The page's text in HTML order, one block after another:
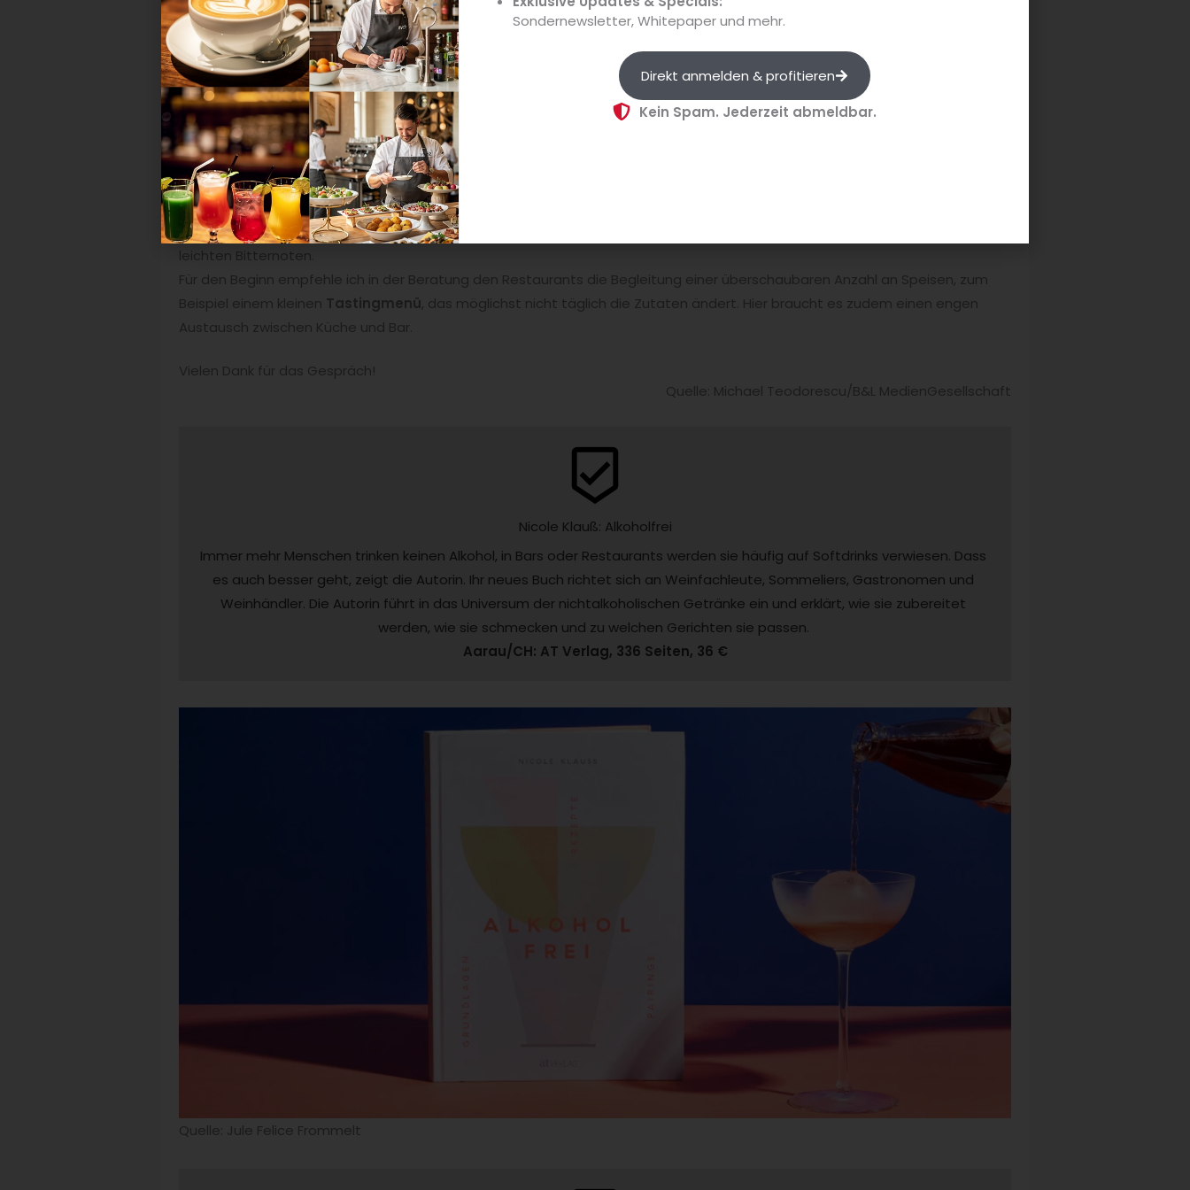
Es muss klar sein, wer für die alkoholfreie Begleitung zuständig ist, und es muss eine Vertretung geben, im Falle des Urlaubs
oder eine Krankheit. Dabei gibt es drei Möglichkeiten, eine Speise zu begleiten: der erste und leichteste Weg ist
nehmen Sie ein Aroma aus der Speise und komponieren Sie daraus ein Getränk. Das kann eine Zitrusfrucht sein, ein Gewürz
oder verwendete Kräuter. Der Klassiker in diesem Fall ist ein Earl Grey und ein Toast mit einer Zitruskonfitüre, die Noten der
Bergamotte im Tee korrespondieren mit den süß-bitteren Noten der Konfitüre.
Ein Getränk kann auchergänzendagieren: zu einem indischen Curry kann ein mit frischem Koriander aromatisiertes Wasser
gereicht werden, dazu wird frischer Koriander leicht angedrückt und für eine Nacht in ein verschließbares Gefäß mit Wasser
gegeben: das Getränk ergänzt das würzige Curry mit frischen Noten des Korianders.
Eine dritte Möglichkeit ist das Prinzip derKontraste
zusammen mit Agavensirup, Limettensaft und Tonic begleitet werden – sie begleitet ein Curry souverän, frisch und mit
leichten Bitternoten.
Für den Beginn empfehle ich in der Beratung den Restaurants die Begleitung einer überschaubaren Anzahl an Speisen, zum
Beispiel einem kleinen Tastingmenü, das möglichst nicht täglich die Zutaten ändert. Hier braucht es zudem einen engen
Austausch zwischen Küche und Bar.
Vielen Dank für das Gespräch!
Quelle: Michael Teodorescu/B&L MedienGesellschaft
beenhere
Nicole Klauß: Alkoholfrei
Immer mehr Menschen trinken keinen Alkohol, in Bars oder Restaurants werden sie häufig auf Softdrinks verwiesen. Dass
es auch besser geht, zeigt die Autorin. Ihr neues Buch richtet sich an Weinfachleute, Sommeliers, Gastronomen und
Weinhändler. Die Autorin führt in das Universum der nichtalkoholischen Getränke ein und erklärt, wie sie zubereitet
werden, wie sie schmecken und zu welchen Gerichten sie passen.
Aarau/CH: AT Verlag, ­336 Seiten, 36 €
Quelle: Jule Felice Frommelt
Sondernewsletter, Whitepaper und mehr.
Direkt anmelden & profitieren
Kein Spam. Jederzeit abmeldbar.